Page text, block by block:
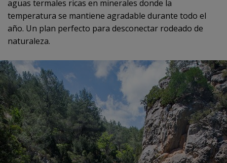
aguas termales ricas en minerales donde la
temperatura se mantiene agradable durante todo el
año. Un plan perfecto para desconectar rodeado de
naturaleza.